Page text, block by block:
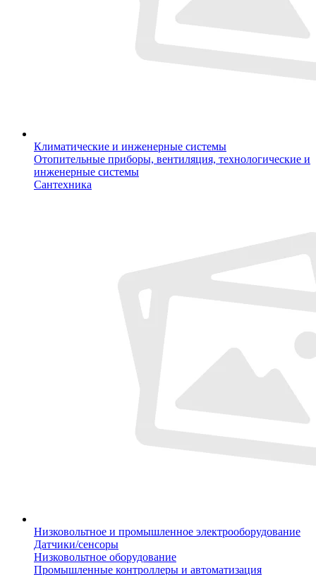
Климатические и инженерные системы
Отопительные приборы, вентиляция, технологические и
инженерные системы
Сантехника
Низковольтное и промышленное электрооборудование
Датчики/сенсоры
Низковольтное оборудование
Промышленные контроллеры и автоматизация